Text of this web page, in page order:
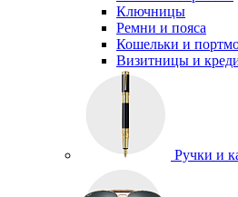
Ключницы
Ремни и пояса
Кошельки и
Визитницы и
Ручки и